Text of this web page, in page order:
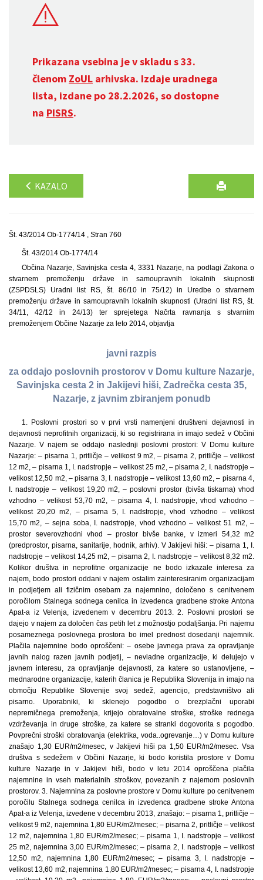
Prikazana vsebina je v skladu s 33.
členom ZoUL arhivska. Izdaje uradnega
lista, izdane po 28.2.2026, so dostopne
na PISRS.
KAZALO
Št. 43/2014 Ob-1774/14 , Stran 760
Št. 43/2014 Ob-1774/14
Občina Nazarje, Savinjska cesta 4, 3331 Nazarje, na podlagi Zakona o
stvarnem premoženju države in samoupravnih lokalnih skupnosti
(ZSPDSLS) Uradni list RS, št. 86/10 in 75/12) in Uredbe o stvarnem
premoženju države in samoupravnih lokalnih skupnosti (Uradni list RS, št.
34/11, 42/12 in 24/13) ter sprejetega Načrta ravnanja s stvarnim
premoženjem Občine Nazarje za leto 2014, objavlja
javni razpis
za oddajo poslovnih prostorov v Domu kulture Nazarje,
Savinjska cesta 2 in Jakijevi hiši, Zadrečka cesta 35,
Nazarje, z javnim zbiranjem ponudb
1. Poslovni prostori so v prvi vrsti namenjeni društveni dejavnosti in
dejavnosti neprofitnih organizacij, ki so registrirana in imajo sedež v Občini
Nazarje. V najem se oddajo naslednji poslovni prostori: V Domu kulture
Nazarje: – pisarna 1, pritličje – velikost 9 m2, – pisarna 2, pritličje – velikost
12 m2, – pisarna 1, I. nadstropje – velikost 25 m2, – pisarna 2, I. nadstropje –
velikost 12,50 m2, – pisarna 3, I. nadstropje – velikost 13,60 m2, – pisarna 4,
I. nadstropje – velikost 19,20 m2, – poslovni prostor (bivša tiskarna) vhod
vzhodno – velikost 53,70 m2, – pisarna 4, I. nadstropje, vhod vzhodno –
velikost 20,20 m2, – pisarna 5, I. nadstropje, vhod vzhodno – velikost
15,70 m2, – sejna soba, I. nadstropje, vhod vzhodno – velikost 51 m2, –
prostor severovzhodni vhod – prostor bivše banke, v izmeri 54,32 m2
(predprostor, pisarna, sanitarije, hodnik, arhiv). V Jakijevi hiši: – pisarna 1, I.
nadstropje – velikost 14,25 m2, – pisarna 2, I. nadstropje – velikost 8,32 m2.
Kolikor društva in neprofitne organizacije ne bodo izkazale interesa za
najem, bodo prostori oddani v najem ostalim zainteresiranim organizacijam
in podjetjem ali fizičnim osebam za najemnino, določeno s cenitvenem
poročilom Stalnega sodnega cenilca in izvedenca gradbene stroke Antona
Apat-a iz Velenja, izvedenem v decembru 2013. 2. Poslovni prostori se
dajejo v najem za določen čas petih let z možnostjo podaljšanja. Pri najemu
posameznega poslovnega prostora bo imel prednost dosedanji najemnik.
Plačila najemnine bodo oproščeni: – osebe javnega prava za opravljanje
javnih nalog razen javnih podjetij, – nevladne organizacije, ki delujejo v
javnem interesu, za opravljanje dejavnosti, za katere so ustanovljene, –
mednarodne organizacije, katerih članica je Republika Slovenija in imajo na
območju Republike Slovenije svoj sedež, agencijo, predstavništvo ali
pisarno. Uporabniki, ki sklenejo pogodbo o brezplačni uporabi
nepremičnega premoženja, krijejo obratovalne stroške, stroške rednega
vzdrževanja in druge stroške, za katere se stranki dogovorita s pogodbo.
Povprečni stroški obratovanja (elektrika, voda..ogrevanje…) v Domu kulture
znašajo 1,30 EUR/m2/mesec, v Jakijevi hiši pa 1,50 EUR/m2/mesec. Vsa
društva s sedežem v Občini Nazarje, ki bodo koristila prostore v Domu
kulture Nazarje in v Jakijevi hiši, bodo v letu 2014 oproščena plačila
najemnine in vseh materialnih stroškov, povezanih z najemom poslovnih
prostorov. 3. Najemnina za poslovne prostore v Domu kulture po cenitvenem
poročilu Stalnega sodnega cenilca in izvedenca gradbene stroke Antona
Apat-a iz Velenja, izvedene v decembru 2013, znašajo: – pisarna 1, pritličje –
velikost 9 m2, najemnina 1,80 EUR/m2/mesec; – pisarna 2, pritličje – velikost
12 m2, najemnina 1,80 EUR/m2/mesec; – pisarna 1, I. nadstropje – velikost
25 m2, najemnina 3,00 EUR/m2/mesec; – pisarna 2, I. nadstropje – velikost
12,50 m2, najemnina 1,80 EUR/m2/mesec; – pisarna 3, I. nadstropje –
velikost 13,60 m2, najemnina 1,80 EUR/m2/mesec; – pisarna 4, I. nadstropje